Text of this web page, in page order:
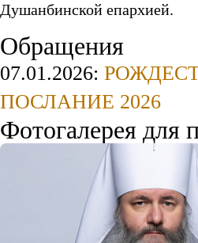
Душанбинской епархией.
Обращения
07.01.2026:
ПОСЛАНИЕ 2026
Фотогалерея для